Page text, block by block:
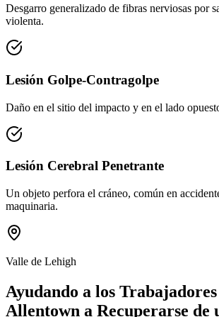
Desgarro generalizado de fibras nerviosas por
violenta.
Lesión Golpe-Contragolpe
Daño en el sitio del impacto y en el lado
Lesión Cerebral Penetrante
Un objeto perfora el cráneo, común en
maquinaria.
Valle de Lehigh
Ayudando a los Trabajadores
Allentown a Recuperarse de